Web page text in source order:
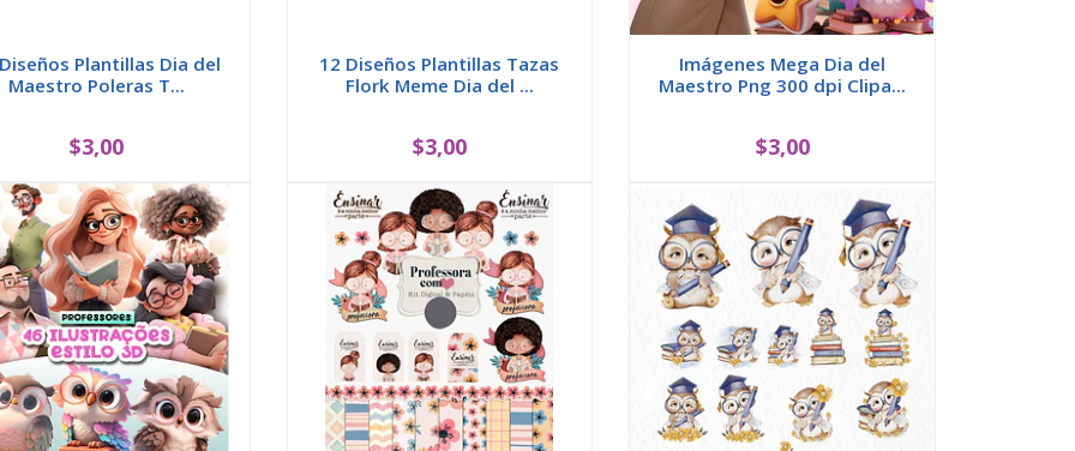
Plantillas Dia del
Maestro Poleras T...
$3,00
12 Diseños Plantillas Tazas
Flork Meme Dia del ...
$3,00
Imágenes Mega Dia del
Maestro Png 300 dpi Clipa...
$3,00